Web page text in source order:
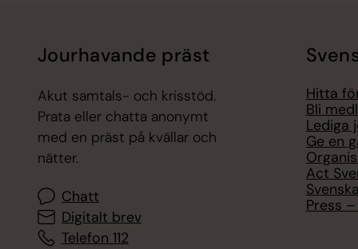
Jourhavande präst
Akut samtals- och krisstöd.
Prata eller chatta anonymt
med en präst på kvällar och
nätter.
Chatt
Digitalt brev
Telefon 112
Hitta
Bli
Lediga
Ge en
Act
Press